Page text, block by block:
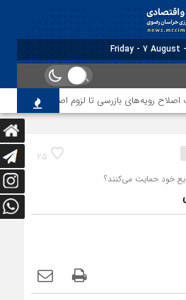
رویه‌های بازرسی تا لزوم اصلاح حکمرانی در
25
خود حمایت می‌کنند؟